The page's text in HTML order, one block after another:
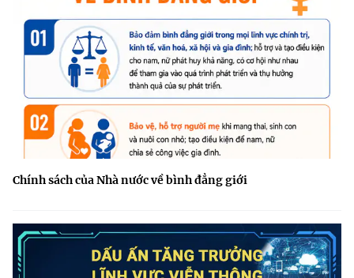
Chính sách của Nhà nước về bình đẳng giới